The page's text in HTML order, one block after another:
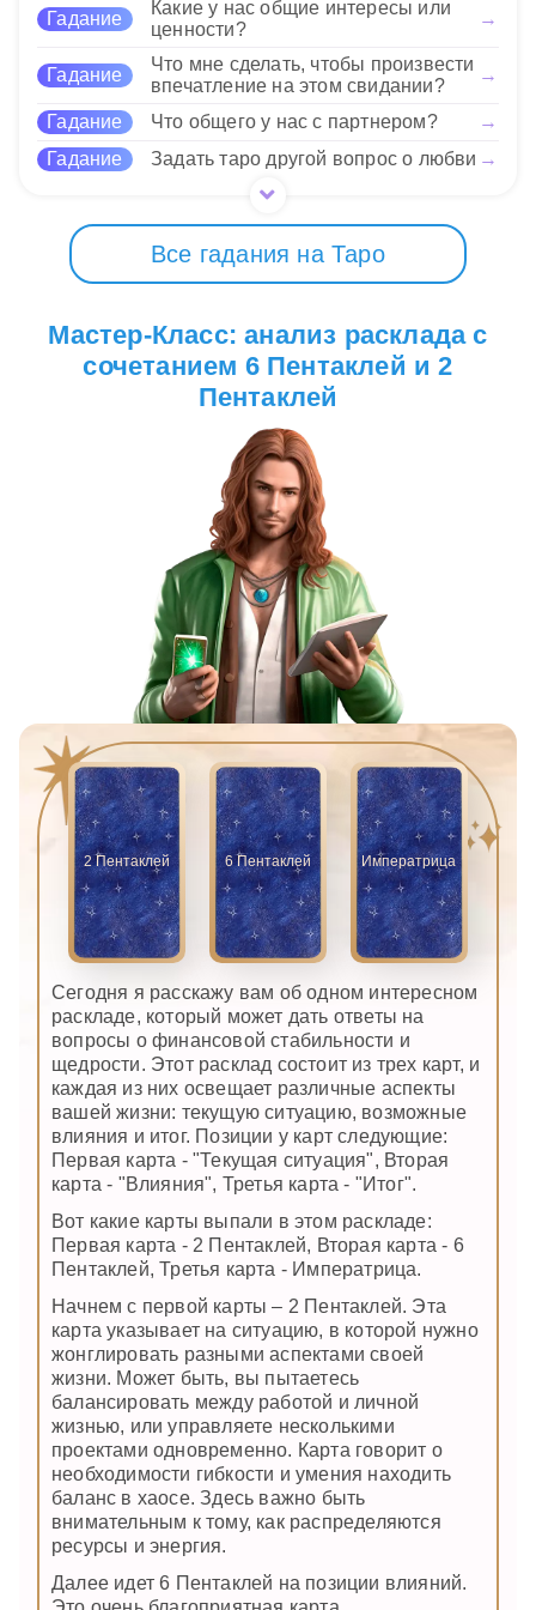
обязательства. Смотрите на жизнь как на игру с
балансом!
12 Нравится
Гадание
Какие у нас общие интересы или
ценности?
→
Гадание
Что мне сделать, чтобы произвести
впечатление на этом свидании?
→
Гадание Что общего у нас с партнером?
→
Гадание
Задать таро другой вопрос о любви →
Все гадания на Таро
Мастер-Класс: анализ расклада с
сочетанием 6 Пентаклей и 2
Пентаклей
2 Пентаклей 6 Пентаклей Императрица
Сегодня я расскажу вам об одном интересном
раскладе, который может дать ответы на
вопросы о финансовой стабильности и
щедрости. Этот расклад состоит из трех карт, и
каждая из них освещает различные аспекты
вашей жизни: текущую ситуацию, возможные
влияния и итог. Позиции у карт следующие:
Первая карта - "Текущая ситуация", Вторая
карта - "Влияния", Третья карта - "Итог".
Вот какие карты выпали в этом раскладе:
Первая карта - 2 Пентаклей, Вторая карта - 6
Пентаклей, Третья карта - Императрица.
Начнем с первой карты – 2 Пентаклей. Эта
карта указывает на ситуацию, в которой нужно
жонглировать разными аспектами своей
жизни. Может быть, вы пытаетесь
балансировать между работой и личной
жизнью, или управляете несколькими
проектами одновременно. Карта говорит о
необходимости гибкости и умения находить
баланс в хаосе. Здесь важно быть
внимательным к тому, как распределяются
ресурсы и энергия.
Далее идет 6 Пентаклей на позиции влияний.